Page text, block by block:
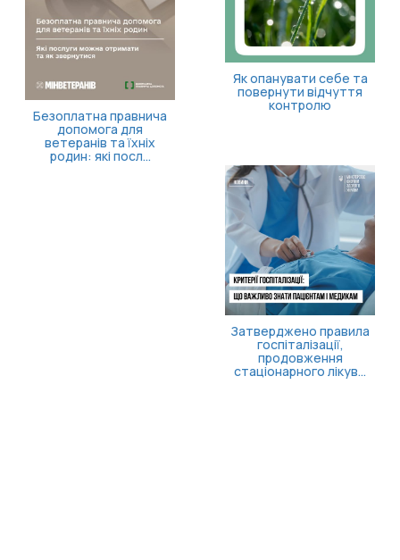
Безоплатна правнича
допомога для
ветеранів та їхніх
родин: які посл...
Як опанувати себе та
повернути відчуття
контролю
Затверджено правила
госпіталізації,
продовження
стаціонарного лікув...